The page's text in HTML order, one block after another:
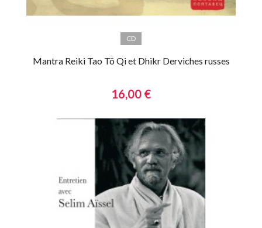
CD
Mantra Reiki Tao Tö Qi et Dhikr Derviches russes
16,00 €